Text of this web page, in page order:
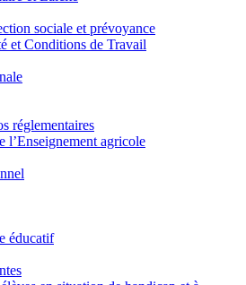
sociale et prévoyance
et Conditions de Travail
réglementaires
l’Enseignement agricole
éducatif